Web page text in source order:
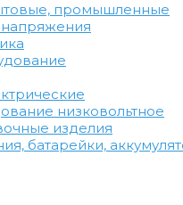
промышленные
низковольтное
изделия
батарейки,